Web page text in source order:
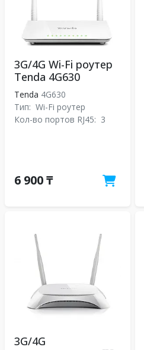
3G/4G Wi-Fi роутер
Tenda 4G630
Tenda 4G630
Тип: Wi-Fi роутер
Кол-во портов RJ45: 3
6 900 ₸
3G/4G